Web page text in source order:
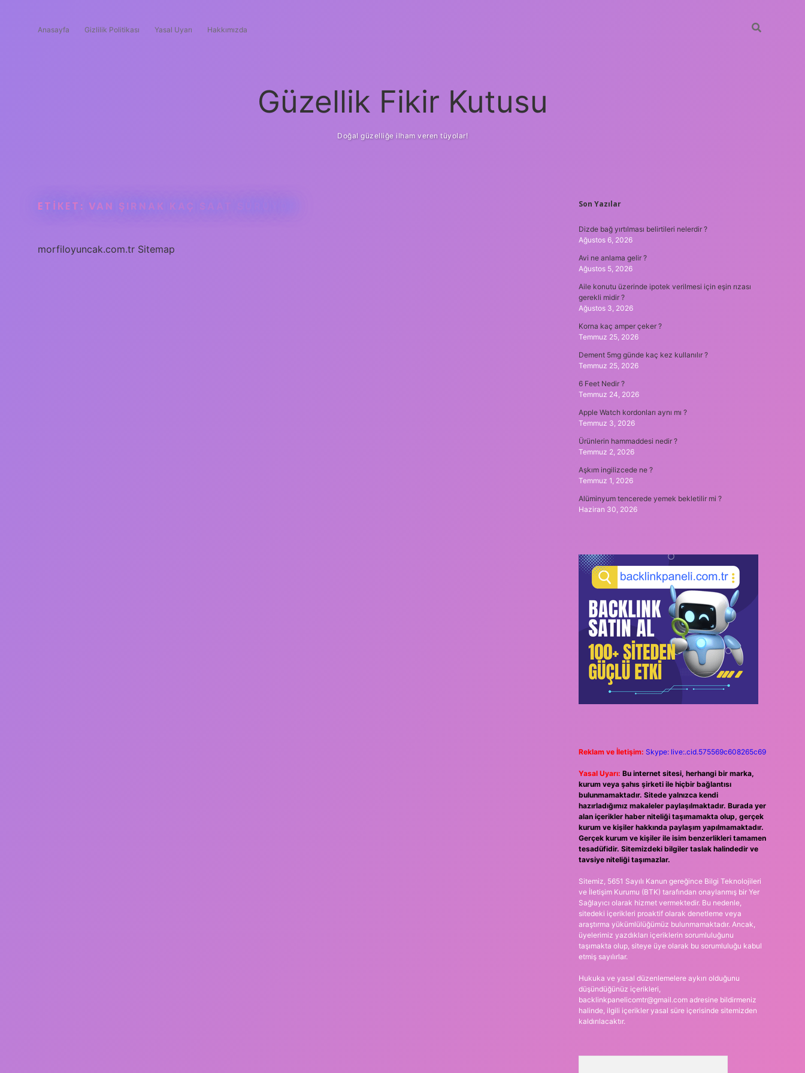
Anasayfa Gizlilik Politikası Yasal Uyarı Hakkımızda
Güzellik Fikir Kutusu
Doğal güzelliğe ilham veren tüyolar!
ETIKET: VAN ŞIRNAK KAÇ SAAT SÜRÜYOR
morfiloyuncak.com.tr Sitemap
SIDEBAR
Son Yazılar
Dizde bağ yırtılması belirtileri nelerdir ?
Ağustos 6, 2026
Avi ne anlama gelir ?
Ağustos 5, 2026
Aile konutu üzerinde ipotek verilmesi için eşin rızası
gerekli midir ?
Ağustos 3, 2026
Korna kaç amper çeker ?
Temmuz 25, 2026
Dement 5mg günde kaç kez kullanılır ?
Temmuz 25, 2026
6 Feet Nedir ?
Temmuz 24, 2026
Apple Watch kordonları aynı mı ?
Temmuz 3, 2026
Ürünlerin hammaddesi nedir ?
Temmuz 2, 2026
Aşkım ingilizcede ne ?
Temmuz 1, 2026
Alüminyum tencerede yemek bekletilir mi ?
Haziran 30, 2026
Reklam ve İletişim: Skype: live:.cid.575569c608265c69
Yasal Uyarı: Bu internet sitesi, herhangi bir marka,
kurum veya şahıs şirketi ile hiçbir bağlantısı
bulunmamaktadır. Sitede yalnızca kendi
hazırladığımız makaleler paylaşılmaktadır. Burada yer
alan içerikler haber niteliği taşımamakta olup, gerçek
kurum ve kişiler hakkında paylaşım yapılmamaktadır.
Gerçek kurum ve kişiler ile isim benzerlikleri tamamen
tesadüfidir. Sitemizdeki bilgiler taslak halindedir ve
tavsiye niteliği taşımazlar.
Sitemiz, 5651 Sayılı Kanun gereğince Bilgi Teknolojileri
ve İletişim Kurumu (BTK) tarafından onaylanmış bir Yer
Sağlayıcı olarak hizmet vermektedir. Bu nedenle,
sitedeki içerikleri proaktif olarak denetleme veya
araştırma yükümlülüğümüz bulunmamaktadır. Ancak,
üyelerimiz yazdıkları içeriklerin sorumluluğunu
taşımakta olup, siteye üye olarak bu sorumluluğu kabul
etmiş sayılırlar.
Hukuka ve yasal düzenlemelere aykırı olduğunu
düşündüğünüz içerikleri,
backlinkpanelicomtr@gmail.comadresine bildirmeniz
halinde, ilgili içerikler yasal süre içerisinde sitemizden
kaldırılacaktır.
vdcasino güncel giriş